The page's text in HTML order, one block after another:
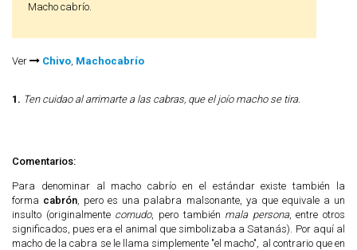
Macho cabrío.
Ver Chivo, Machocabrío
1. Ten cuidao al arrimarte a las cabras, que el joío macho se tira.
Comentarios:
Para denominar al macho cabrío en el estándar existe también la
forma cabrón, pero es una palabra malsonante, ya que equivale a un
insulto (originalmente cornudo, pero también mala persona, entre otros
significados, pues era el animal que simbolizaba a Satanás). Por aquí al
macho de la cabra se le llama simplemente "el macho", al contrario que en